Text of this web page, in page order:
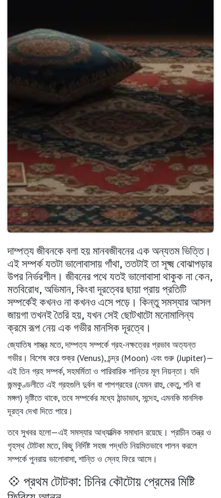
দাম্পত্য জীবনকে বলা হয় মানবজীবনের এক অন্যতম ভিত্তি।
এই সম্পর্ক যতটা ভালোবাসায় গাঁথা, ততটাই তা সূক্ষ্ম বোঝাপড়ার
উপর নির্ভরশীল। জীবনের পথে যতই ভালোবাসা থাকুক না কেন,
মতবিরোধ, অভিমান, কিংবা দূরত্বের ছায়া প্রায় প্রতিটি
সম্পর্কেই কখনও না কখনও এসে পড়ে। কিন্তু সমস্যার আসল
জায়গা তখনই তৈরি হয়, যখন সেই ছোটখাটো মনোমালিন্য
ক্রমে রূপ নেয় এক গভীর মানসিক দূরত্বে।
জ্যোতিষ শাস্ত্র মতে,দাম্পত্য সম্পর্কে গ্রহ-নক্ষত্রের প্রভাবঅত্যন্ত
গভীর। বিশেষ করেশুক্র (Venus),চন্দ্র (Moon) এবং গুরু (Jupiter)—
এই তিন গ্রহ সম্পর্ক, সহমর্মিতা ও পারিবারিক শান্তির মূল নিয়ন্তা। যদি
জন্মকুণ্ডলীতে এই গ্রহগুলি দুর্বল বা পাপগ্রহের (যেমন রাহু, কেতু, শনি বা
মঙ্গল) দৃষ্টিতে থাকে, তবে সম্পর্কের মধ্যে ঠান্ডাভাব, সন্দেহ, এমনকি মানসিক
দূরত্ব দেখা দিতে পারে।
তবে সুখবর হলো—এই সমস্যার আধ্যাত্মিক সমাধান রয়েছে। প্রাচীন তন্ত্র ও
গৃহস্থ টোটকা মতে, কিছু নির্দিষ্ট সহজ পদ্ধতি নিয়মিতভাবে পালন করলে
সম্পর্কে পুনরায় ভালোবাসা, শান্তি ও স্নেহ ফিরে আসে।
💠 প্রথম টোটকা: চিনির কৌটোয় প্রেমের মিষ্টি